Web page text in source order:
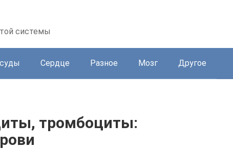
системы
Сердце Разное Мозг Другое
тромбоциты: